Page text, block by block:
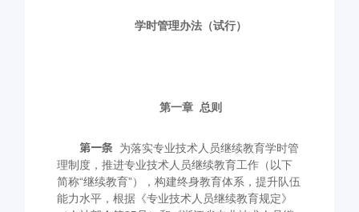
学时管理办法（试行）
第一章 总则
第一条 为落实专业技术人员继续教育学时管
理制度，推进专业技术人员继续教育工作（以下
简称“继续教育”），构建终身教育体系，提升队伍
能力水平，根据《专业技术人员继续教育规定》